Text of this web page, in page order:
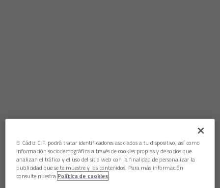
El Cádiz C.F. podrá tratar identificadores asociados a tu dispositivo, así como
información sociodemográfica a través de cookies propias y de socios que
analizan el tráfico y el uso del sitio web con la finalidad de personalizar la
publicidad que se te muestre y los contenidos. Para más información
consulte nuestra Política de cookies